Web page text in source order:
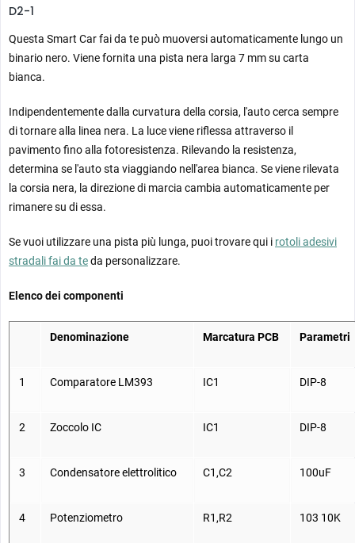
15 Ruota 40 mm
16 Pneumatici
17 Vite del gastro M5 * 20mm
18 Dado per gesso M5
20 Cavo
Le batterie non sono incluse.
D2-1
Questa Smart Car fai da te può muoversi automaticamente lungo un
binario nero. Viene fornita una pista nera larga 7 mm su carta
bianca.
Indipendentemente dalla curvatura della corsia, l'auto cerca sempre
di tornare alla linea nera. La luce viene riflessa attraverso il
pavimento fino alla fotoresistenza. Rilevando la resistenza,
determina se l'auto sta viaggiando nell'area bianca. Se viene rilevata
la corsia nera, la direzione di marcia cambia automaticamente per
rimanere su di essa.
Se vuoi utilizzare una pista più lunga, puoi trovare qui i rotoli adesivi
stradali fai da teda personalizzare.
Elenco dei componenti
Denominazione Marcatura PCB Parametri
1 Comparatore LM393 IC1 DIP-8
2 Zoccolo IC IC1 DIP-8
3 Condensatore elettrolitico C1,C2 100uF
4 Potenziometro R1,R2 103 10K